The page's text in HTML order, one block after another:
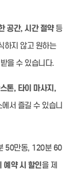
공간, 시간 절약등
하지 않고 원하는
을 수 있습니다.
톤, 타이 마사지,
서 즐길 수 있습니
50만동, 120분 60
예약 시 할인을 제